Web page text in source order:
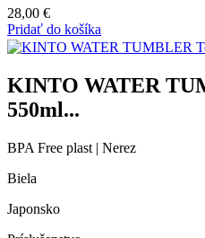
28,00 €
Pridať do košíka
KINTO WATER
550ml...
BPA Free plast | Nerez
Biela
Japonsko